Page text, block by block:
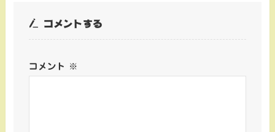
コメントする
コメント ※